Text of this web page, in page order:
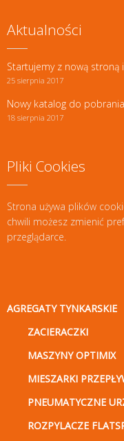
Aktualności
Startujemy z nową stroną
25 sierpnia 2017
Nowy katalog do pobrania
18 sierpnia 2017
Pliki Cookies
Strona używa plików
chwili możesz zmienić
przeglądarce.
AGREGATY TYNKARSKIE
ZACIERACZKI
MASZYNY OPTIMIX
MIESZARKI
PNEUMATYCZNE
ROZPYLACZE